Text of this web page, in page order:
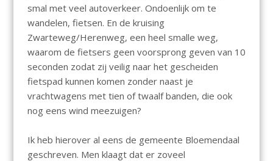
smal met veel autoverkeer. Ondoenlijk om te
wandelen, fietsen. En de kruising
Zwarteweg/Herenweg, een heel smalle weg,
waarom de fietsers geen voorsprong geven van 10
seconden zodat zij veilig naar het gescheiden
fietspad kunnen komen zonder naast je
vrachtwagens met tien of twaalf banden, die ook
nog eens wind meezuigen?
Ik heb hierover al eens de gemeente Bloemendaal
geschreven. Men klaagt dat er zoveel